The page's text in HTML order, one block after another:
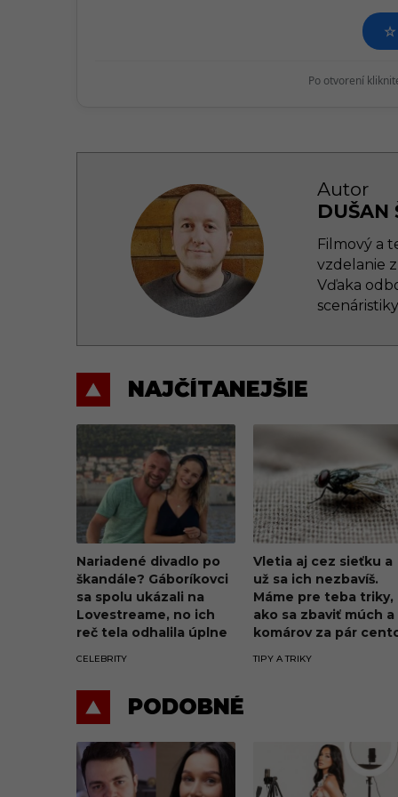
☆
Po otvorení
Autor
DUŠAN
Filmový a
vzdelanie
Vďaka
NAJČÍTANEJŠIE
Nariadené divadlo po
škandále? Gáboríkovci
sa spolu ukázali na
Lovestreame, no ich
reč tela odhalila úplne
CELEBRITY
Vletia aj cez sieťku a
už sa ich nezbavíš.
Máme pre teba triky,
ako sa zbaviť múch a
komárov za pár
TIPY A TRIKY
PODOBNÉ